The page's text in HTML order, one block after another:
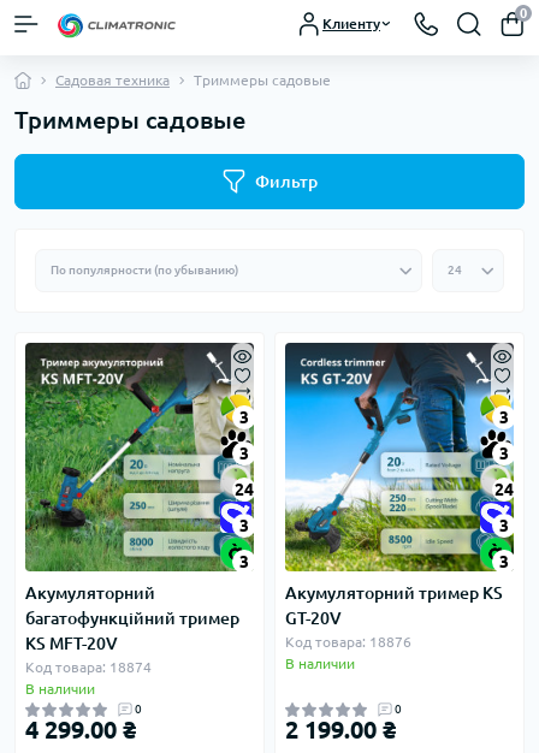
Клиенту
0
Садовая техника Триммеры садовые
Триммеры садовые
Фильтр
3
3
24
3
3
Акумуляторний
багатофункційний тример
KS MFT-20V
Код товара: 18874
В наличии
0
4 299.00 ₴
3
3
24
3
3
Акумуляторний тример KS
GT-20V
Код товара: 18876
В наличии
0
2 199.00 ₴